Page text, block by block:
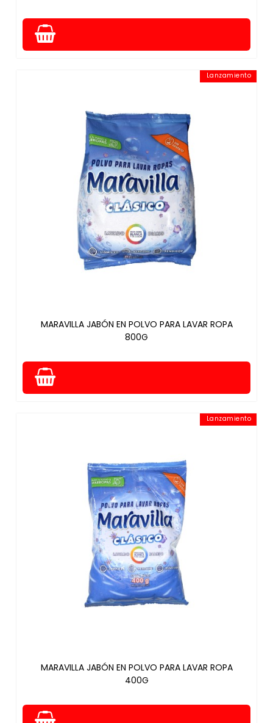
Lanzamiento
MARAVILLA JABÓN EN POLVO PARA LAVAR ROPA
800G
Lanzamiento
MARAVILLA JABÓN EN POLVO PARA LAVAR ROPA
400G